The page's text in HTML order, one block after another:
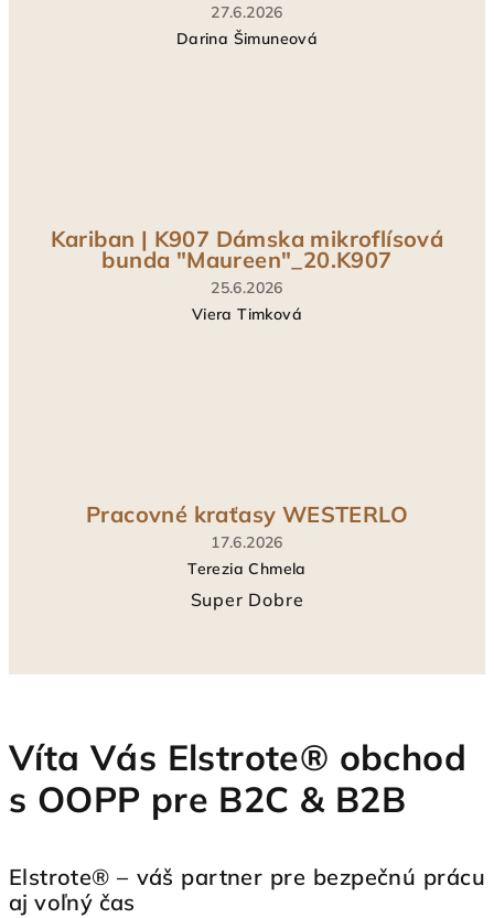
Darina Šimuneová
27.6.2026
Kariban | K907 Dámska mikroflísová
bunda "Maureen"_20.K907
Viera Timková
25.6.2026
Pracovné kraťasy WESTERLO
Hodnotenie
produktu
Terezia Chmela
17.6.2026
Super Dobre
Víta Vás Elstrote® obchod
s OOPP pre B2C & B2B
Elstrote® – váš partner pre bezpečnú prácu
aj voľný čas